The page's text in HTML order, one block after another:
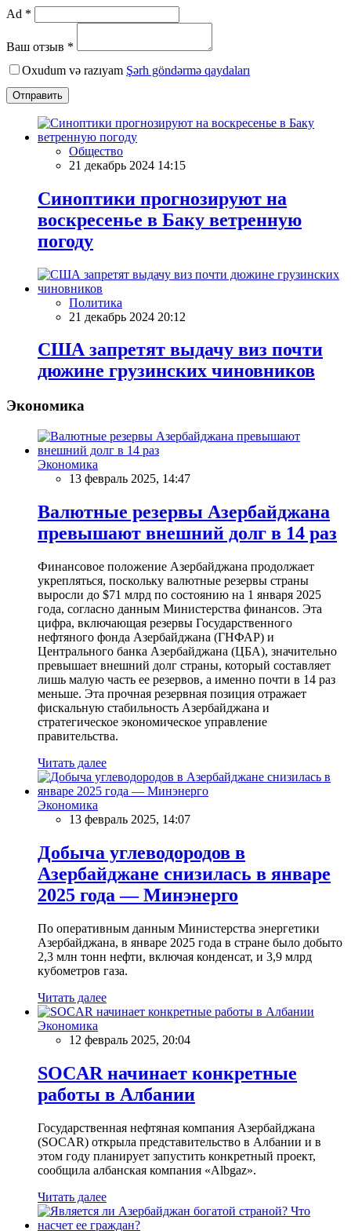
Ad *
Ваш отзыв *
Oxudum və razıyam Şərh göndərmə qaydaları
Отправить
Общество
21 декабрь 2024 14:15
Синоптики прогнозируют на
воскресенье в Баку ветренную
погоду
Политика
21 декабрь 2024 20:12
США запретят выдачу виз почти
дюжине грузинских чиновников
Экономика
Экономика
13 февраль 2025, 14:47
Валютные резервы Азербайджана
превышают внешний долг в 14 раз
Финансовое положение Азербайджана продолжает
укрепляться, поскольку валютные резервы страны
выросли до $71 млрд по состоянию на 1 января 2025
года, согласно данным Министерства финансов. Эта
цифра, включающая резервы Государственного
нефтяного фонда Азербайджана (ГНФАР) и
Центрального банка Азербайджана (ЦБА), значительно
превышает внешний долг страны, который составляет
лишь малую часть ее резервов, а именно почти в 14 раз
меньше. Эта прочная резервная позиция отражает
фискальную стабильность Азербайджана и
стратегическое экономическое управление
правительства.
Читать далее
Экономика
13 февраль 2025, 14:07
Добыча углеводородов в
Азербайджане снизилась в январе
2025 года — Минэнерго
По оперативным данным Министерства энергетики
Азербайджана, в январе 2025 года в стране было добыто
2,3 млн тонн нефти, включая конденсат, и 3,9 млрд
кубометров газа.
Читать далее
Экономика
12 февраль 2025, 20:04
SOCAR начинает конкретные
работы в Албании
Государственная нефтяная компания Азербайджана
(SOCAR) открыла представительство в Албании и в
этом году планирует запустить конкретный проект,
сообщила албанская компания «Albgaz».
Читать далее